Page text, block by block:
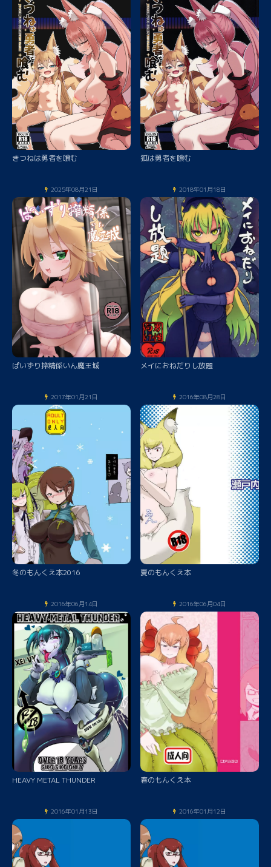
きつねは勇者を喰む 狐は勇者を喰む
2025年08月21日
ぱいずり搾精係いん魔王城
2018年01月18日
メイにおねだりし放題
2017年01月21日
冬のもんくえ本2016
2016年08月28日
夏のもんくえ本
2016年06月14日
HEAVY METAL THUNDER
2016年06月04日
春のもんくえ本
2016年01月13日 2016年01月12日